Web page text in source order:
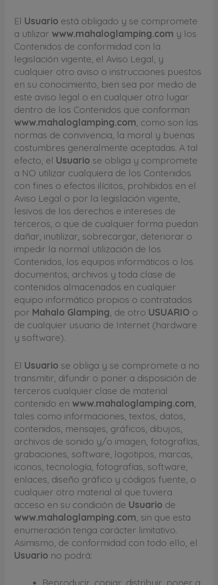
El Usuario está obligado y se compromete
a utilizar www.mahaloglamping.com y los
Contenidos de conformidad con la
legislación vigente, el Aviso Legal, y
cualquier otro aviso o instrucciones puestos
en su conocimiento, bien sea por medio de
este aviso legal o en cualquier otro lugar
dentro de los Contenidos que conforman
www.mahaloglamping.com, como son las
normas de convivencia, la moral y buenas
costumbres generalmente aceptadas. A tal
efecto, el Usuario se obliga y compromete
a NO utilizar cualquiera de los Contenidos
con fines o efectos ilícitos, prohibidos en el
Aviso Legal o por la legislación vigente,
lesivos de los derechos e intereses de
terceros, o que de cualquier forma puedan
dañar, inutilizar, sobrecargar, deteriorar o
impedir la normal utilización de los
Contenidos, los equipos informáticos o los
documentos, archivos y toda clase de
contenidos almacenados en cualquier
equipo informático propios o contratados
por Mahalo Glamping, de otro USUARIO o
de cualquier usuario de Internet (hardware
y software).
El Usuario se obliga y se compromete a no
transmitir, difundir o poner a disposición de
terceros cualquier clase de material
contenido en www.mahaloglamping.com
tales como informaciones, textos, datos,
contenidos, mensajes, gráficos, dibujos,
archivos de sonido y/o imagen, fotografías,
grabaciones, software, logotipos, marcas,
iconos, tecnología, fotografías, software,
enlaces, diseño gráfico y códigos fuente, o
cualquier otro material al que tuviera
acceso en su condición de Usuario de
www.mahaloglamping.com , sin que esta
enumeración tenga carácter limitativo.
Asimismo, de conformidad con todo ello, el
Usuario no podrá:
Reproducir, copiar, distribuir, poner a